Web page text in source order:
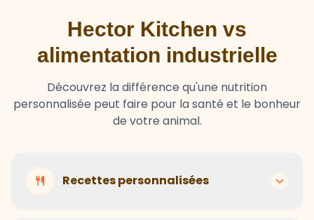
Hector Kitchen vs
alimentation industrielle
Découvrez la différence qu'une nutrition
personnalisée peut faire pour la santé et le bonheur
de votre animal.
Recettes personnalisées